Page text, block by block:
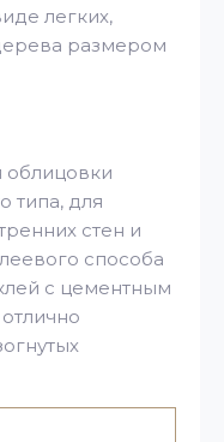
легких,
размером
облицовки
типа, для
стен и
способа
с цементным